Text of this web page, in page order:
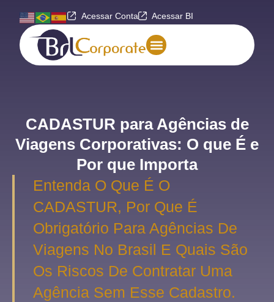
Acessar Conta Acessar BI
CADASTUR para Agências de
Viagens Corporativas: O que É e
Por que Importa
Entenda O Que É O
CADASTUR, Por Que É
Obrigatório Para Agências De
Viagens No Brasil E Quais São
Os Riscos De Contratar Uma
Agência Sem Esse Cadastro.